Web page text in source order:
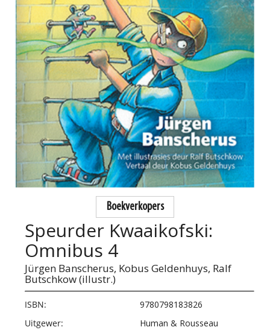
Boekverkopers
Speurder Kwaaikofski:
Omnibus 4
Jürgen Banscherus, Kobus Geldenhuys, Ralf
Butschkow (illustr.)
ISBN:
9780798183826
Uitgewer:
Human & Rousseau